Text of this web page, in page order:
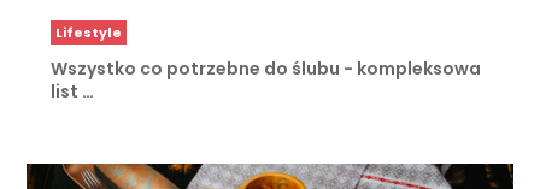
Lifestyle
Wszystko co potrzebne do ślubu - kompleksowa
list …